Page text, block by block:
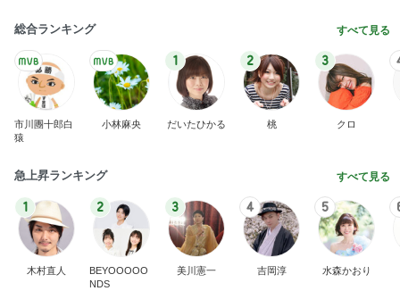
総合ランキング すべて見る
市川團十郎白
猿
小林麻央
1
だいたひかる
2
桃
3
クロ
急上昇ランキング すべて見る
1
木村直人
2
BEYOOOOO
NDS
3
美川憲一
4
吉岡淳
5
水森かおり